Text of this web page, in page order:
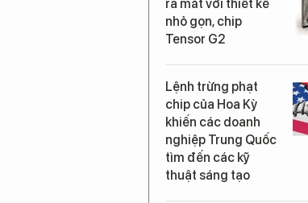
ra mắt với thiết kế
nhỏ gọn, chip
Tensor G2
Lệnh trừng phạt
chip của Hoa Kỳ
khiến các doanh
nghiệp Trung Quốc
tìm đến các kỹ
thuật sáng tạo